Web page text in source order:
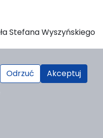
Stefana Wyszyńskiego
PKP
Odrzuć Akceptuj